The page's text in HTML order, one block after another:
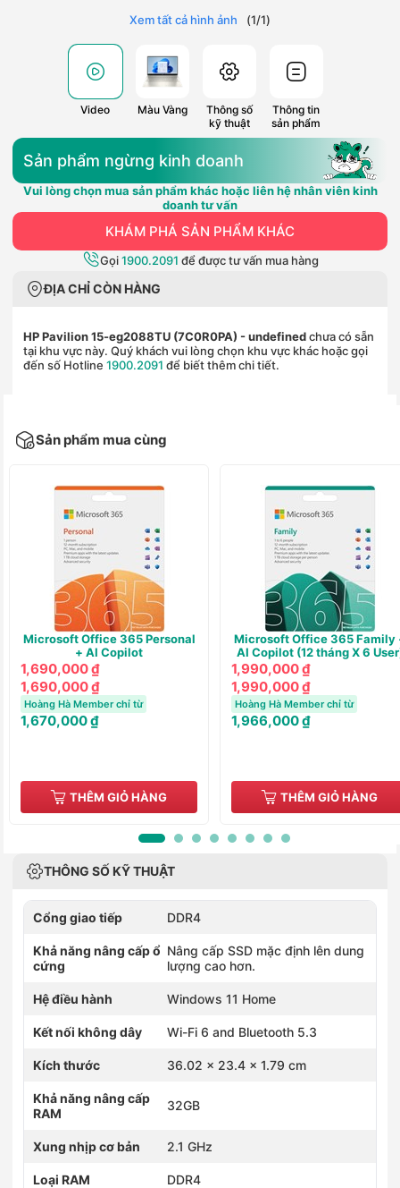
Xem tất cả hình ảnh (1/1)
Video Màu Vàng
Thông số
kỹ thuật
Thông tin
sản phẩm
Sản phẩm ngừng kinh doanh
Vui lòng chọn mua sản phẩm khác hoặc liên hệ nhân viên kinh
doanh tư vấn
KHÁM PHÁ SẢN PHẨM KHÁC
Gọi1900.2091 để được tư vấn mua hàng
ĐỊA CHỈ CÒN HÀNG
HP Pavilion 15-eg2088TU (7C0R0PA) - undefinedchưa có sẵn
tại khu vực này. Quý khách vui lòng chọn khu vực khác hoặc gọi
đến số Hotline 1900.2091 để biết thêm chi tiết.
Sản phẩm mua cùng
Microsoft Office 365 Personal
+ AI Copilot
1,690,000 ₫
1,690,000 ₫
Hoàng Hà Member chỉ từ
1,670,000 ₫
THÊM GIỎ HÀNG
Microsoft Office 365 Family
AI Copilot (12 tháng X 6
1,990,000 ₫
1,990,000 ₫
Hoàng Hà Member chỉ từ
1,966,000 ₫
THÊM GIỎ HÀNG
THÔNG SỐ KỸ THUẬT
Cổng giao tiếp DDR4
Khả năng nâng cấp ổ
cứng
Nâng cấp SSD mặc định lên dung
lượng cao hơn.
Hệ điều hành Windows 11 Home
Kết nối không dây Wi-Fi 6 and Bluetooth 5.3
Kích thước 36.02 x 23.4 x 1.79 cm
Khả năng nâng cấp
RAM
32GB
Xung nhịp cơ bản 2.1 GHz
Loại RAM DDR4